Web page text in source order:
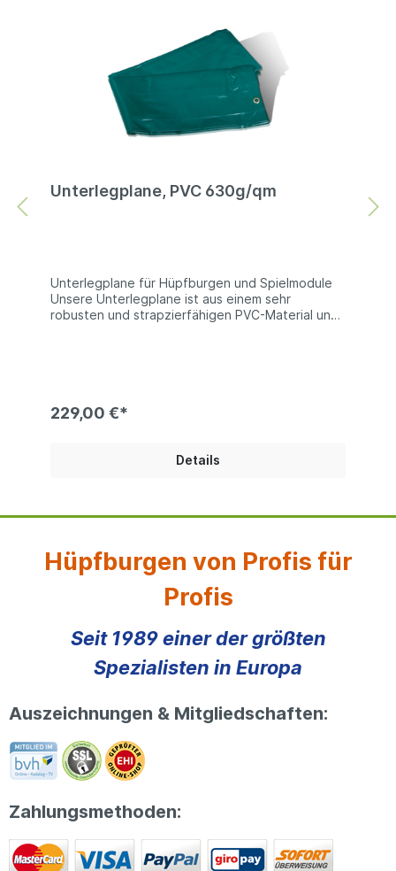
Unterlegplane, PVC 630g/qm
Unterlegplane für Hüpfburgen und Spielmodule
Unsere Unterlegplane ist aus einem sehr
robusten und strapzierfähigen PVC-Material und
den Produktfotos handelt es sich um Beispiel, die
Farben der gelieferten Ware können abweichen.
229,00 €*
Details
Hüpfburgen von Profis für
Profis
Seit 1989 einer der größten
Spezialisten in Europa
Auszeichnungen & Mitgliedschaften:
Zahlungsmethoden: